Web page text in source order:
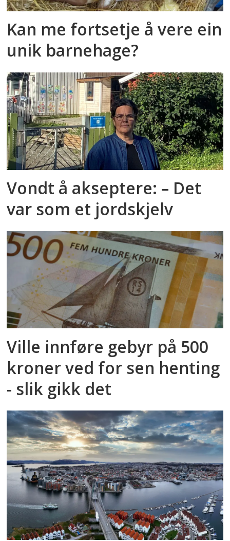
Kan me fortsetje å vere ein
unik barnehage?
Vondt å akseptere: – Det
var som et jordskjelv
Ville innføre gebyr på 500
kroner ved for sen henting
- slik gikk det